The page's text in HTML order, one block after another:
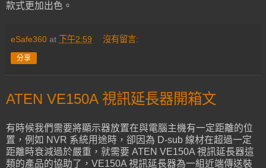
款式更加出色。
eSafe360 at 下午2:59 沒有留言:
分享
ATEN VE150A 視訊延長器開箱文
有時候我們需要將顯示器放置在與電腦主機有一定距離的位
置，例如 NVR 系統用途時，卻因為 D-sub 線材在超過一定
距離時衰減過於嚴重，就需要 ATEN VE150A 視訊延長器這
類的產品的協助了，VE150A 視訊延長器為一組近端傳送裝